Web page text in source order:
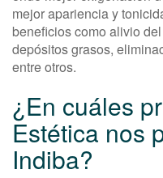
mejor apariencia y
beneficios como alivio
depósitos grasos,
entre otros.
¿En cuáles
Estética nos
Indiba?